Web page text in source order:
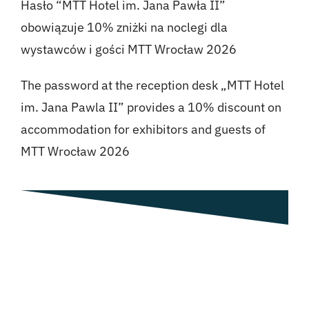
Hasło “MTT Hotel im. Jana Pawła II”
obowiązuje 10% zniżki na noclegi dla
wystawców i gości MTT Wrocław 2026
The password at the reception desk „MTT Hotel
im. Jana Pawla II” provides a 10% discount on
accommodation for exhibitors and guests of
MTT Wrocław 2026